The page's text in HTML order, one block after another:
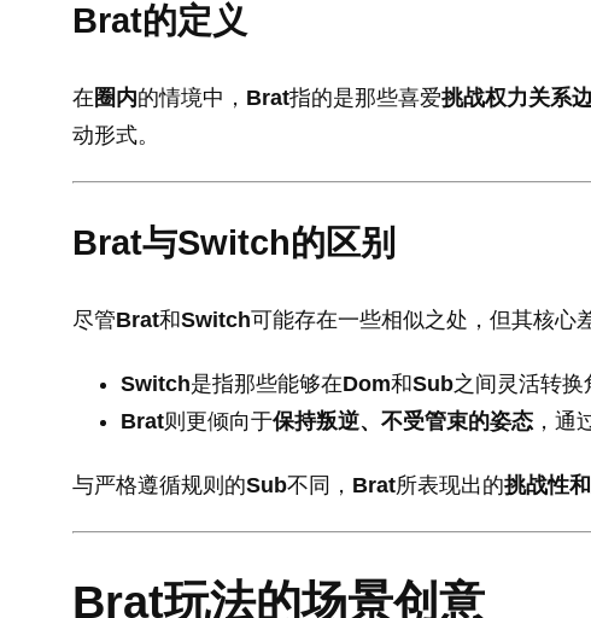
Brat的定义
在 圈内的情境中， Brat指的是那些喜爱挑战权力关系
动形式。
Brat与Switch的区别
尽管Brat和Switch可能存在一些相似之处，但其核心
Switch是指那些能够在Dom和Sub之间灵活转换
Brat则更倾向于保持叛逆、不受管束的姿态 ，通
与严格遵循规则的Sub不同， Brat所表现出的挑战性
Brat玩法的场景创意